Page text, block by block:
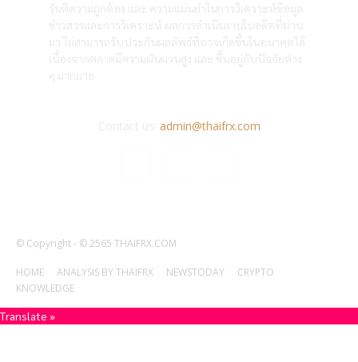
admin@thaifrx.com
© Copyright - © 2565 THAIFRX.COM
HOME ANALYSIS BY THAIFRX NEWSTODAY
CRYPTO
KNOWLEDGE
Translate »